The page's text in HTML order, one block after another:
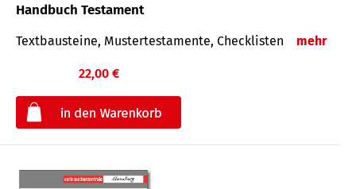
Handbuch Testament
Textbausteine, Mustertestamente, Checklisten mehr
22,00 €